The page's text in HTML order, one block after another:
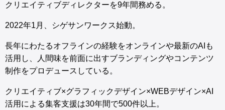
クリエイティブディレクターを9年間務める。
2022年1月、シゲサンワークス始動。
長年にわたるオフラインの経験をオンラインや最新のAIも
活用し、人間味を前面に出すブランディングやコンテンツ
制作をプロデュースしている。
クリエイティブ×グラフィックデザイン×WEBデザイン×AI
活用による集客支援は30年間で500件以上。